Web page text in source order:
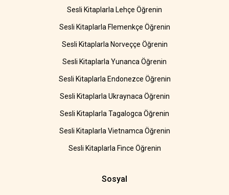
Sesli Kitaplarla Lehçe Öğrenin
Sesli Kitaplarla Flemenkçe Öğrenin
Sesli Kitaplarla Norveççe Öğrenin
Sesli Kitaplarla Yunanca Öğrenin
Sesli Kitaplarla Endonezce Öğrenin
Sesli Kitaplarla Ukraynaca Öğrenin
Sesli Kitaplarla Tagalogca Öğrenin
Sesli Kitaplarla Vietnamca Öğrenin
Sesli Kitaplarla Fince Öğrenin
Sosyal